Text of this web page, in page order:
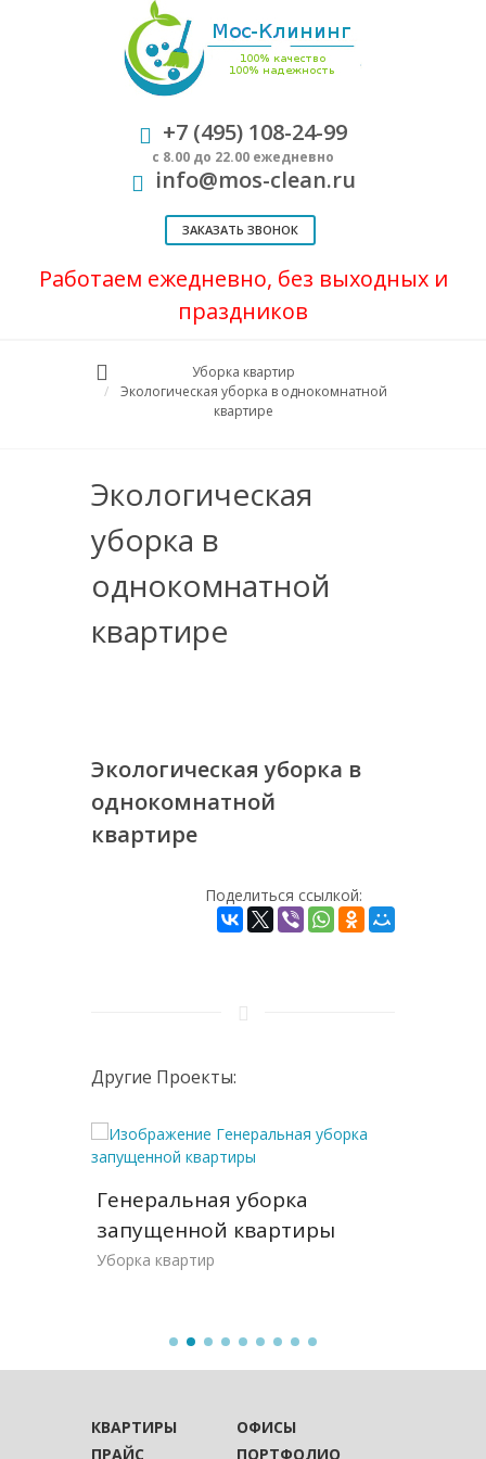
+7 (495) 108-24-99
с 8.00 до 22.00 ежедневно
info@mos-clean.ru
ЗАКАЗАТЬ ЗВОНОК
Работаем ежедневно, без выходных и
праздников
Уборка квартир
Экологическая уборка в однокомнатной
квартире
Экологическая
уборка в
однокомнатной
квартире
Экологическая уборка в
однокомнатной
квартире
Поделиться ссылкой:
Другие Проекты:
Генеральная уборка
запущенной квартиры
Уборка квартир
КВАРТИРЫ
ОФИСЫ
ПРАЙС
ПОРТФОЛИО